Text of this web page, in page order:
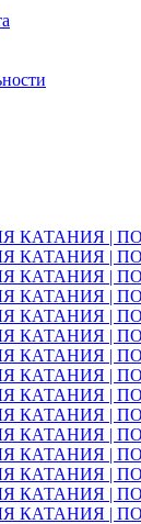
КАТАНИЯ |
КАТАНИЯ |
КАТАНИЯ |
КАТАНИЯ |
КАТАНИЯ |
КАТАНИЯ |
КАТАНИЯ |
КАТАНИЯ |
КАТАНИЯ |
КАТАНИЯ |
КАТАНИЯ |
КАТАНИЯ |
КАТАНИЯ |
КАТАНИЯ |
КАТАНИЯ |